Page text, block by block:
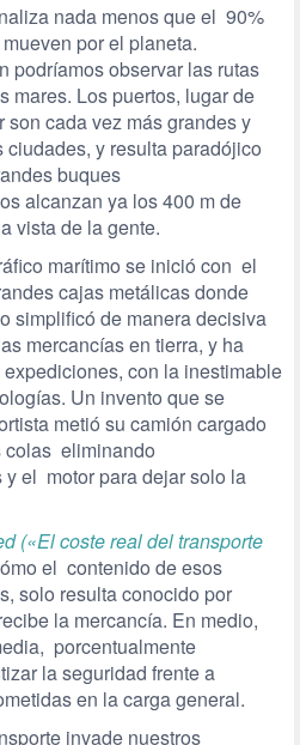
nada menos que el 90%
por el planeta.
podríamos observar las rutas
mares. Los puertos, lugar de
son cada vez más grandes y
y resulta paradójico
buques
alcanzan ya los 400 m de
vista de la gente.
marítimo se inició con el
cajas metálicas donde
simplificó de manera decisiva
mercancías en tierra, y ha
con la inestimable
Un invento que se
metió su camión cargado
colas eliminando
y el motor para dejar solo la
(«El coste real del transporte
el contenido de esos
solo resulta conocido por
la mercancía. En medio,
porcentualmente
la seguridad frente a
en la carga general.
invade nuestros